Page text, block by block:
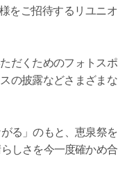
をご招待するリユニオ
だくためのフォトスポ
の披露などさまざまな
る」のもと、恵泉祭を
しさを今一度確かめ合